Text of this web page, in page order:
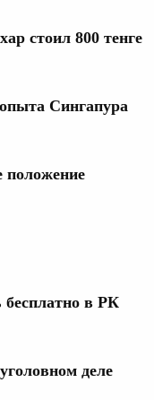
стоил 800 тенге
Сингапура
положение
в РК
деле